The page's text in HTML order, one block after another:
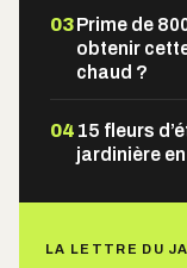
03Prime de
obtenir
chaud ?
04 15 fleurs
jardinière
LA LETTRE DU